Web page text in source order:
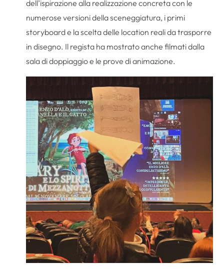
dell’ispirazione alla realizzazione concreta con le
numerose versioni della sceneggiatura, i primi
storyboard e la scelta delle location reali da trasporre
in disegno. Il regista ha mostrato anche filmati dalla
sala di doppiaggio e le prove di animazione.